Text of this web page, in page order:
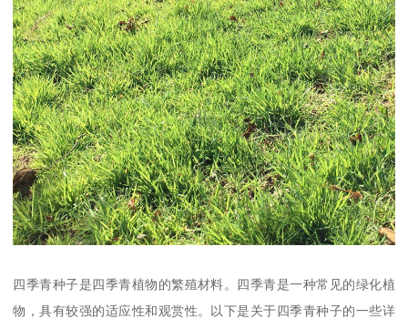
四季青种子是四季青植物的繁殖材料。四季青是一种常见的绿化植
物，具有较强的适应性和观赏性。以下是关于四季青种子的一些详